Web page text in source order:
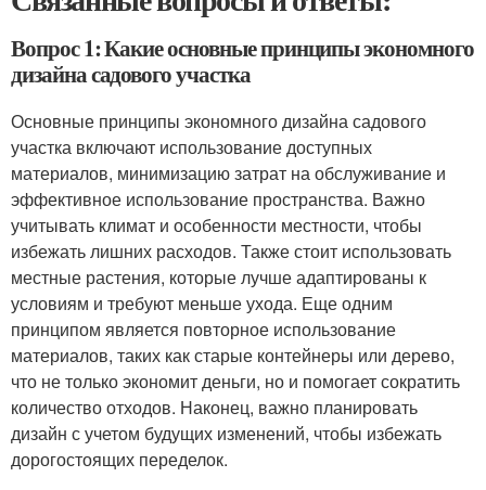
Вопрос 1: Какие основные принципы экономного
дизайна садового участка
Основные принципы экономного дизайна садового
участка включают использование доступных
материалов, минимизацию затрат на обслуживание и
эффективное использование пространства. Важно
учитывать климат и особенности местности, чтобы
избежать лишних расходов. Также стоит использовать
местные растения, которые лучше адаптированы к
условиям и требуют меньше ухода. Еще одним
принципом является повторное использование
материалов, таких как старые контейнеры или дерево,
что не только экономит деньги, но и помогает сократить
количество отходов. Наконец, важно планировать
дизайн с учетом будущих изменений, чтобы избежать
дорогостоящих переделок.